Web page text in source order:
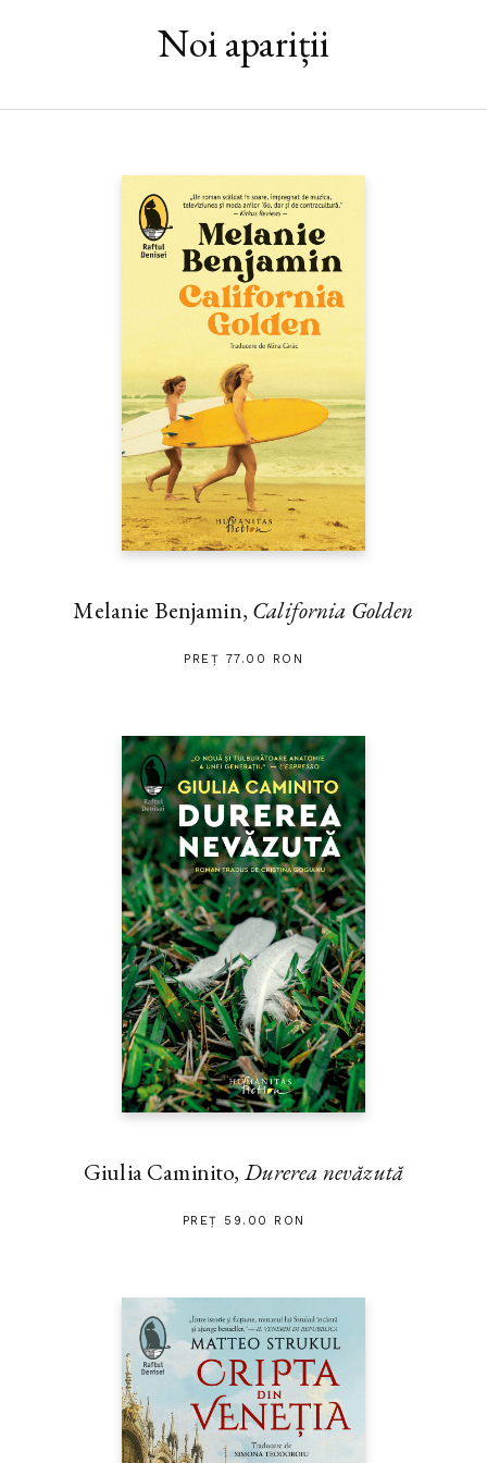
călătoria cu Petrus – uneori aveam nevoie de două săptămâni ca
să străbatem o distanţă ca asta. Peste puţin aveam să merg la
mormântul Sfântului Iacob să las acolo icoana Sfintei Fecioare
Noi apariții
Melanie Benjamin, California Golden
PREȚ 77.00 RON
Giulia Caminito, Durerea nevăzută
PREȚ 59.00 RON